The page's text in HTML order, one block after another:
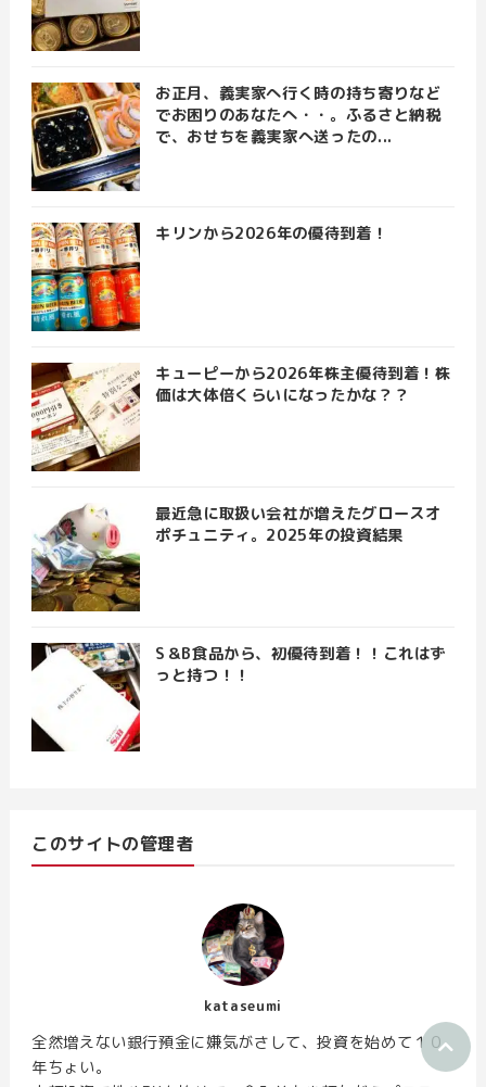
お正月、義実家へ行く時の持ち寄りなど
でお困りのあなたへ・・。ふるさと納税
で、おせちを義実家へ送ったの...
キリンから2026年の優待到着！
キューピーから2026年株主優待到着！株
価は大体倍くらいになったかな？？
最近急に取扱い会社が増えたグロースオ
ポチュニティ。2025年の投資結果
S＆B食品から、初優待到着！！これはず
っと持つ！！
このサイトの管理者
kataseumi
全然増えない銀行預金に嫌気がさして、投資を始めて１０
年ちょい。